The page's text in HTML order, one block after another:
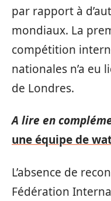
par rapport à
mondiaux. La
compétition
nationales n’a eu
de Londres.
A lire en
une équipe de
L’absence de
Fédération